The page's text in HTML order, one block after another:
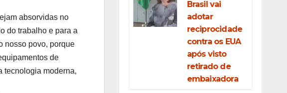
absorvidas no
do trabalho e para a
nosso povo, porque
de
tecnologia moderna,
Brasil vai
adotar
reciprocidade
contra os EUA
após visto
retirado de
embaixadora